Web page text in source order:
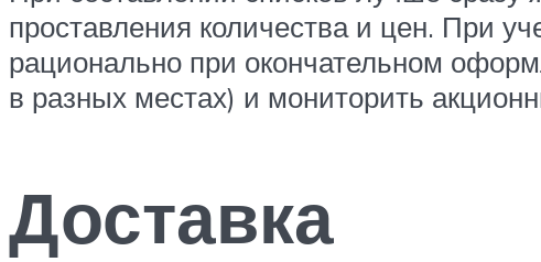
проставления количества и цен. При
рационально при окончательном
в разных местах) и мониторить
Доставка